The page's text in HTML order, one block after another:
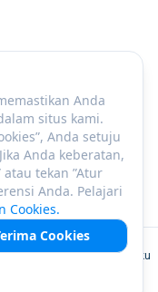
Anda
situs kami.
Anda setuju
Anda keberatan,
atau tekan ”Atur
Anda. Pelajari
Cookies.
Cookies
Akuakultur Lestari Alamku